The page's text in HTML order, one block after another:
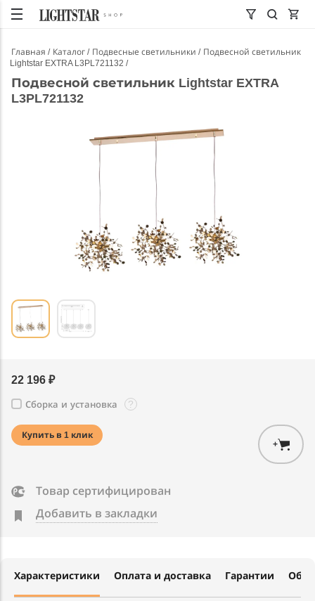
Главная Каталог Подвесные светильники
Подвесной светильник
Lightstar EXTRA L3PL721132
Подвесной светильник Lightstar EXTRA
L3PL721132
22 196 ₽
Сборка и установка ?
+
Купить в 1 клик
Товар сертифицирован
Добавить в закладки
Характеристики Оплата и доставка Гарантии